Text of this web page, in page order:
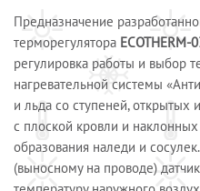
Предназначение
терморегулятора ECOTHERM-
регулировка работы и выбор
нагревательной системы
и льда со ступеней, открытых
с плоской кровли и
образования наледи и
(выносному на проводе)